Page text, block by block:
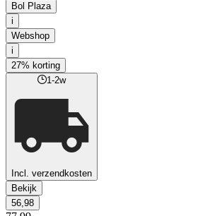
Bol Plaza
i
Webshop
i
27% korting
1-2w
Incl. verzendkosten
Bekijk
56,98